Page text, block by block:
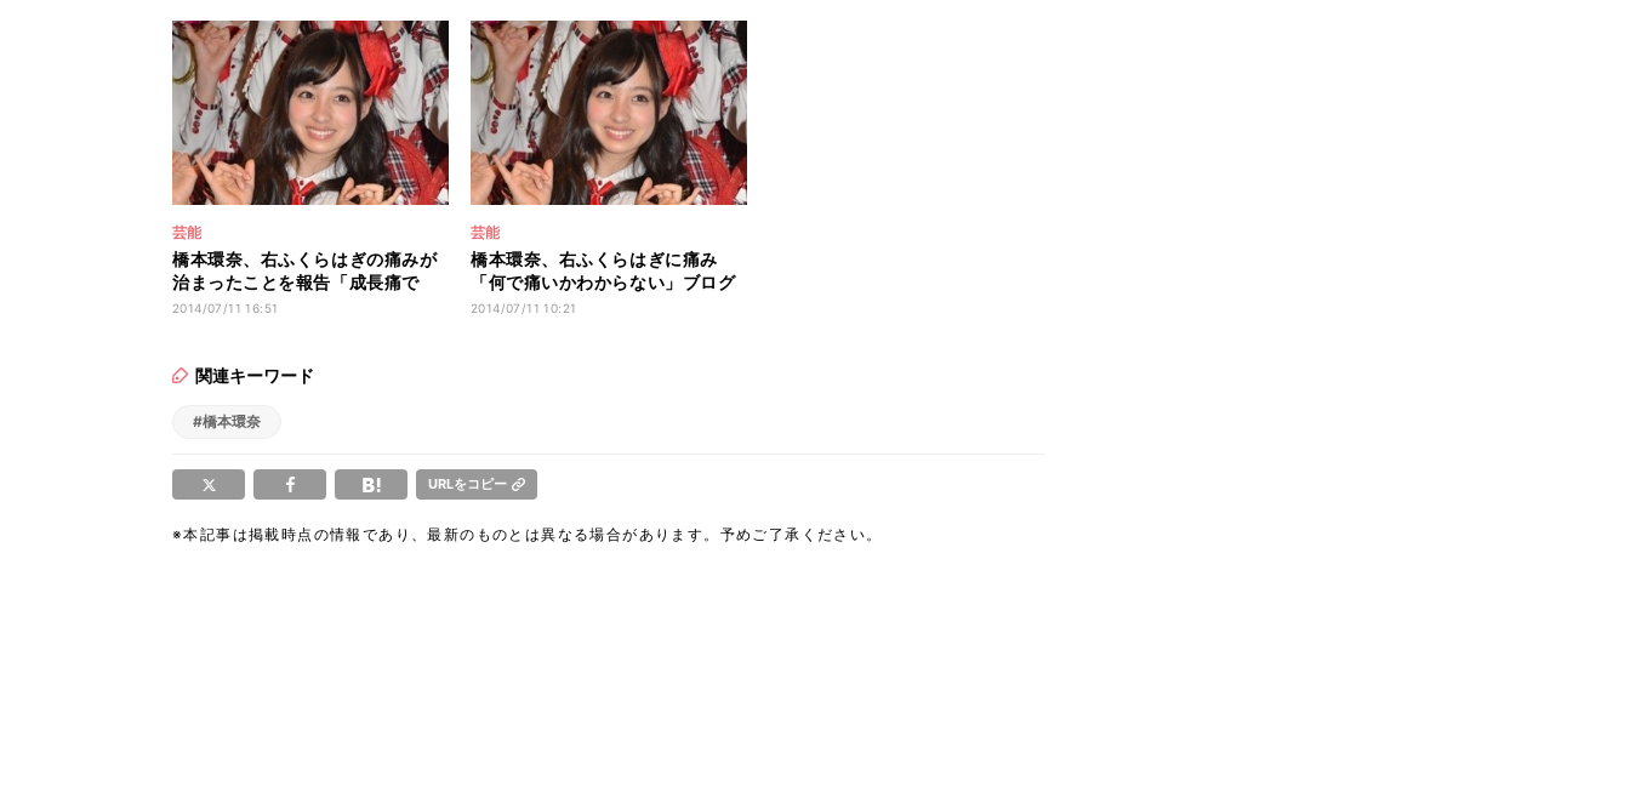
芸能
橋本環奈、右ふくらはぎの痛みが
治まったことを報告「成長痛で
す」
2014/07/11 16:51
芸能
橋本環奈、右ふくらはぎに痛み
「何で痛いかわからない」ブログ
に心配の声も
2014/07/11 10:21
関連キーワード
#橋本環奈
URLをコピー
※本記事は掲載時点の情報であり、最新のものとは異なる場合があります。予めご了承ください。